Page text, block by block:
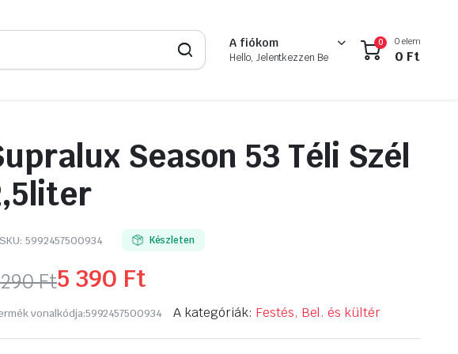
A fiókom
Hello, Jelentkezzen Be
0 0 elem
0 Ft
Season 53 Téli Szél
5992457500934 Készleten
Ft5 390 Ft
vonalkódja:5992457500934 A kategóriák: Festés, Bel. és kültér